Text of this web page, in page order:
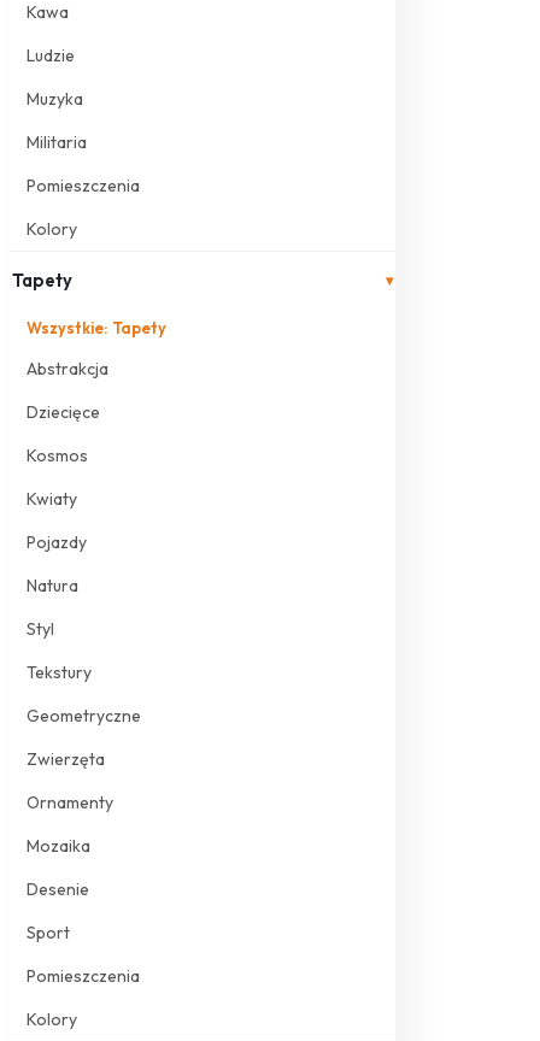
Kawa
Ludzie
Muzyka
Militaria
Pomieszczenia
Kolory
Tapety ▾
Wszystkie: Tapety
Abstrakcja
Dziecięce
Kosmos
Kwiaty
Pojazdy
Natura
Styl
Tekstury
Geometryczne
Zwierzęta
Ornamenty
Mozaika
Desenie
Sport
Pomieszczenia
Kolory